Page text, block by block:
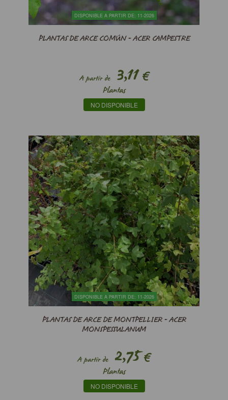
DISPONIBLE A PARTIR DE: 11-2026
PLANTAS DE ARCE COMÚN - ACER CAMPESTRE
A partir de3,11€
Plantas
NO DISPONIBLE
DISPONIBLE A PARTIR DE: 11-2026
PLANTAS DE ARCE DE MONTPELLIER - ACER
MONSPESSULANUM
A partir de2,75€
Plantas
NO DISPONIBLE